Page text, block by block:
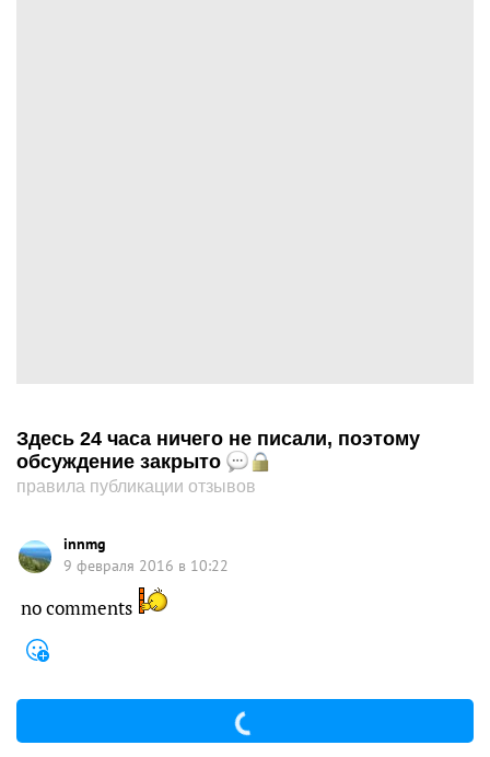
Здесь 24 часа ничего не писали, поэтому
обсуждение закрыто
правила публикации отзывов
innmg
9 февраля 2016 в 10:22
no comments